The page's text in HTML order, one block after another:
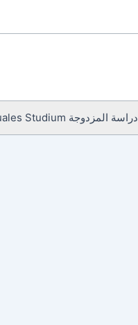
دراسة المزدوجة Duales Studium